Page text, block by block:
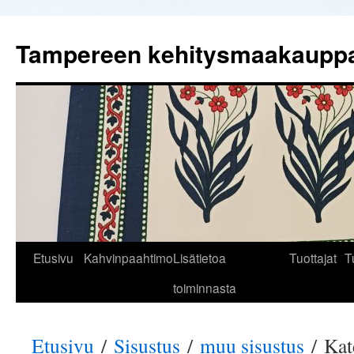
Tampereen
Siirry
Etusivu KahvinpaahtimoLisätietoa
toiminnasta
Tuottajat
Etusivu / Sisustus / muu sisustus /